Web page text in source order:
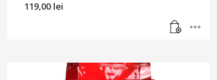
119,00 lei